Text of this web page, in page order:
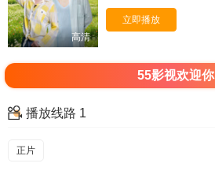
高清
立即播放
55影视欢迎你
播放线路 1
正片